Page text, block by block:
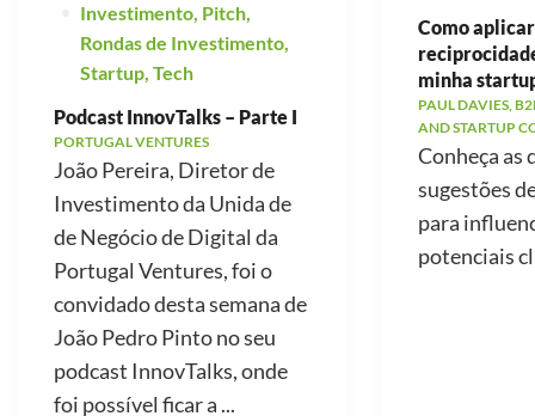
Investimento, Pitch,
Rondas de Investimento,
Startup, Tech
Podcast InnovTalks – Parte I
PORTUGAL VENTURES
João Pereira, Diretor de
Investimento da Unida de
de Negócio de Digital da
Portugal Ventures, foi o
convidado desta semana de
João Pedro Pinto no seu
podcast InnovTalks, onde
foi possível ficar a ...
Como
minha
PAUL DAVIES,
AND STARTUP
Conheça as
sugestões
para
potenciais